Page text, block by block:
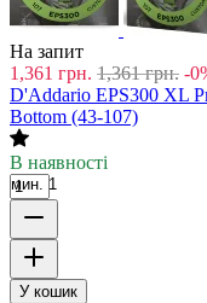
На запит
1,361 грн. 1,361 грн. -
D'Addario EPS300 XL
Bottom (43-107)
В наявності
мин. 1
У кошик